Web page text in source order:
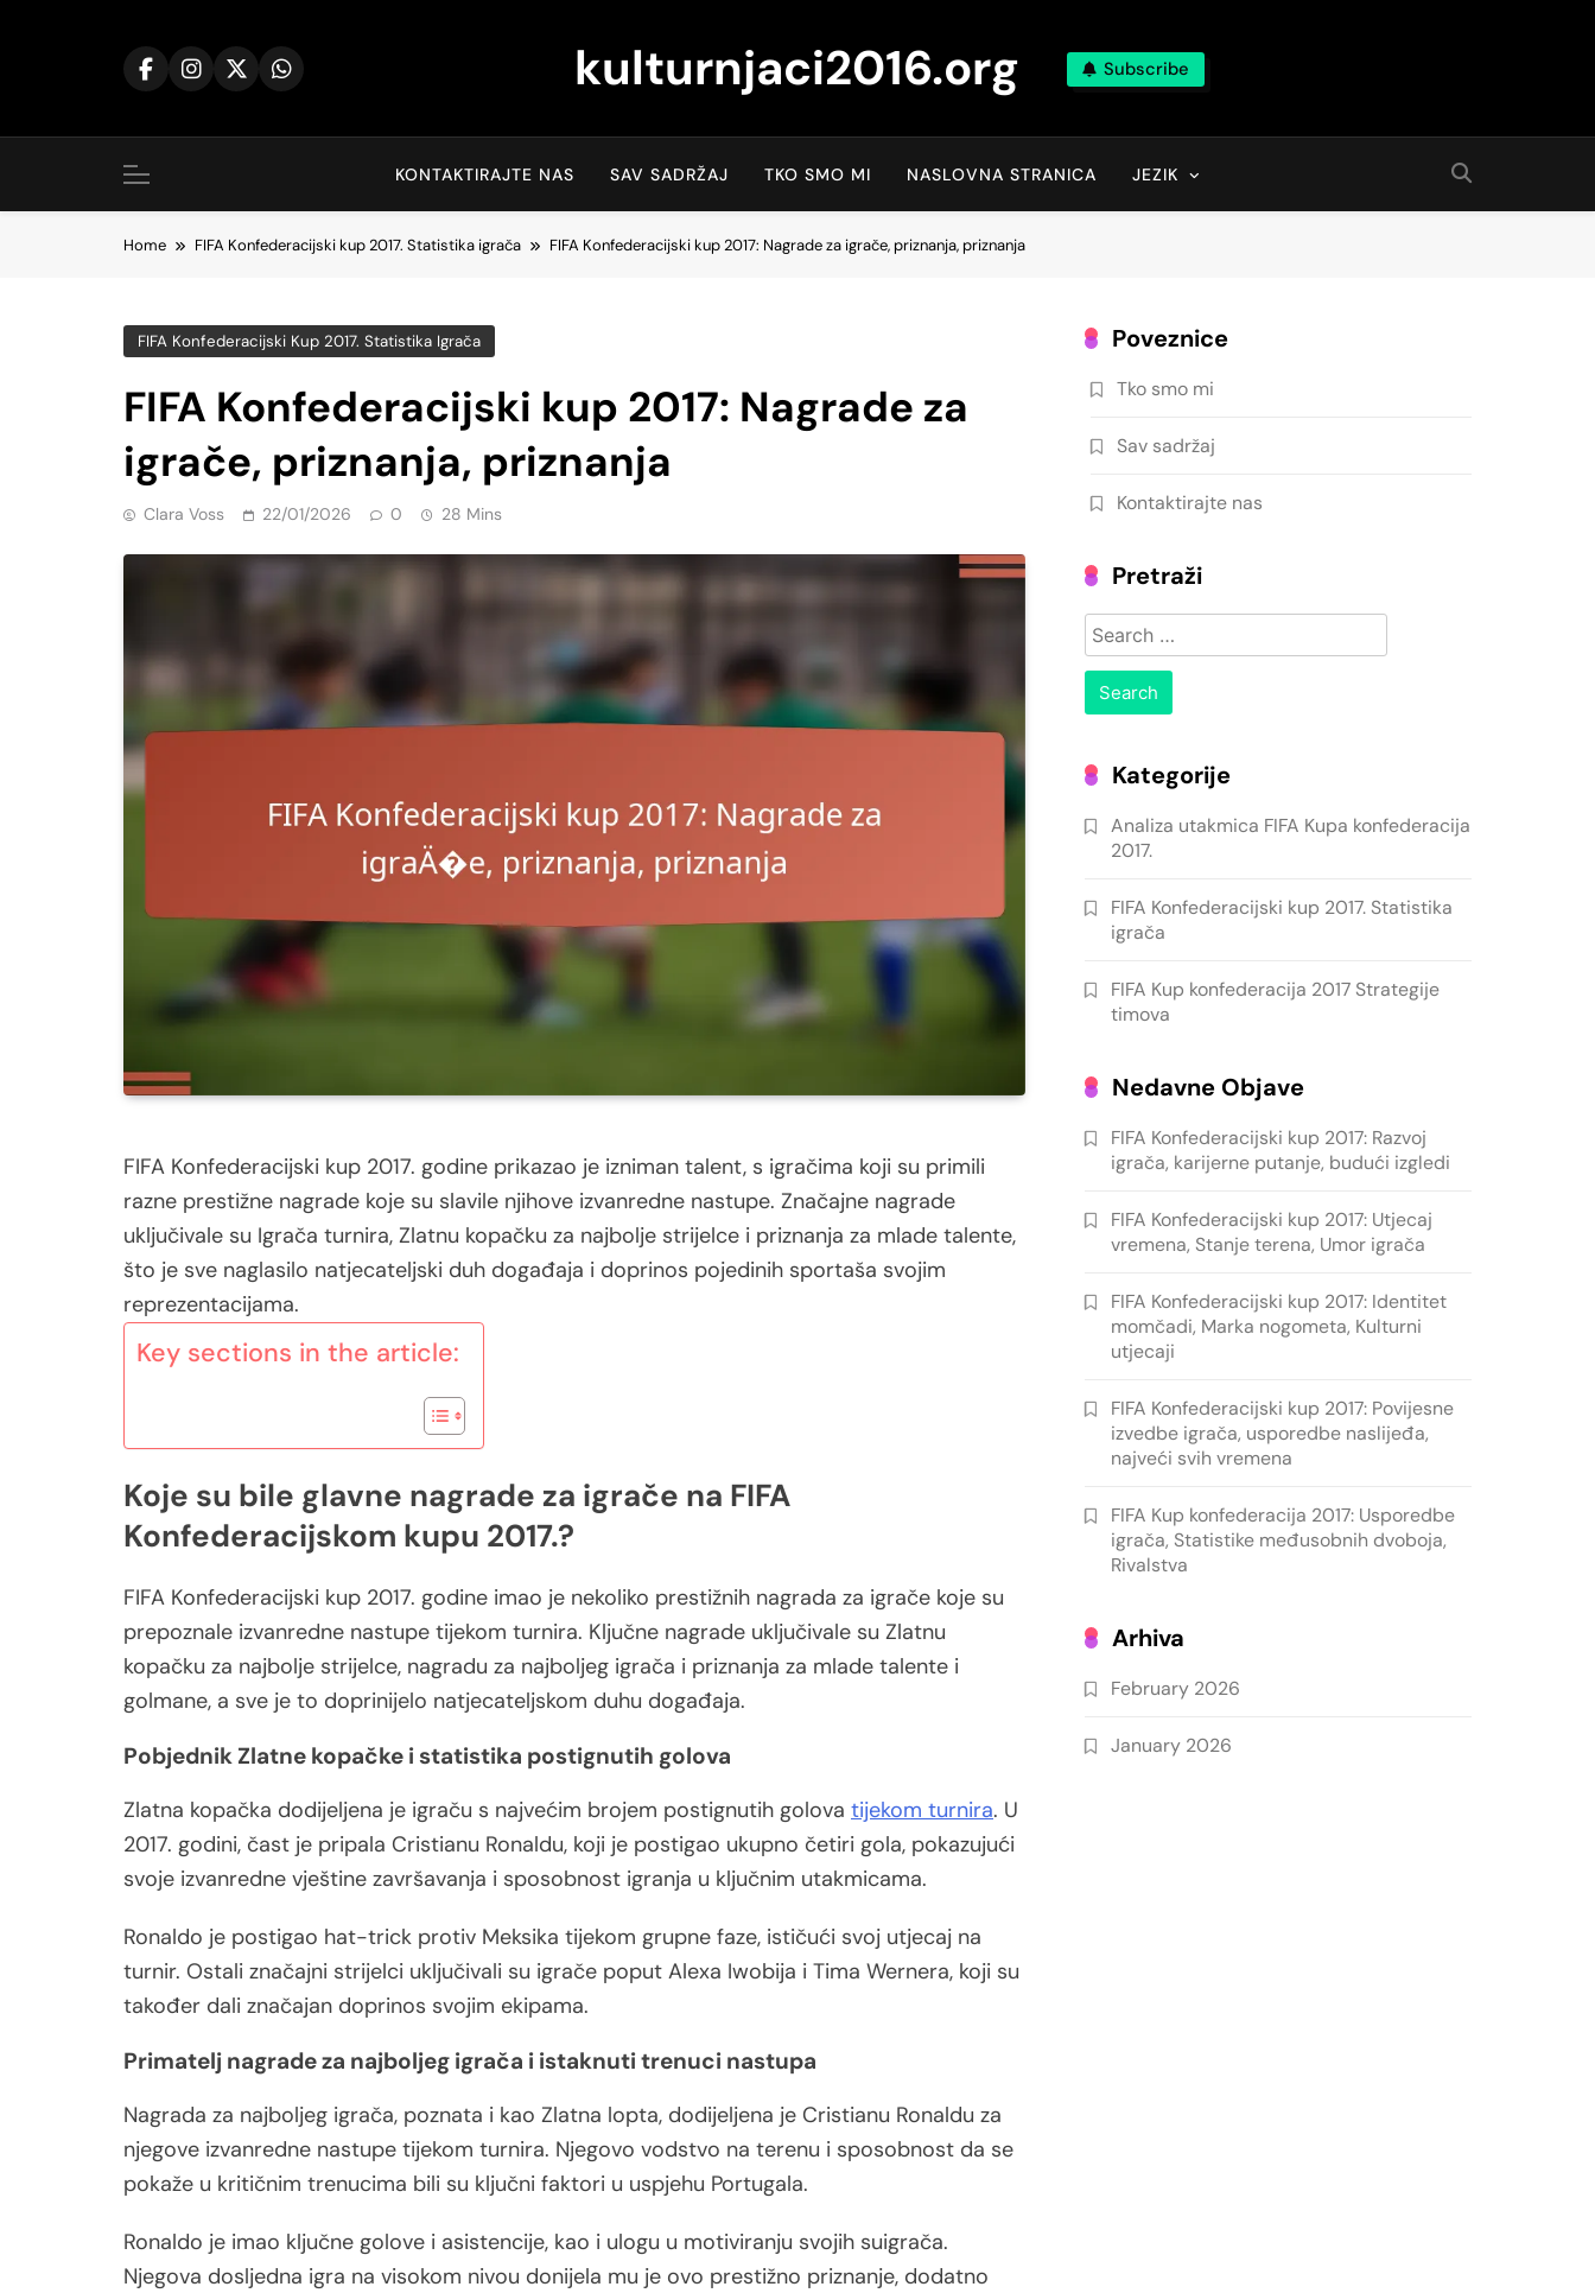
kulturnjaci2016.org Subscribe
KONTAKTIRAJTE NAS SAV SADRŽAJ TKO SMO MI NASLOVNA STRANICA JEZIK
Home FIFA Konfederacijski kup 2017. Statistika igrača FIFA Konfederacijski kup 2017: Nagrade za igrače, priznanja, priznanja
FIFA Konfederacijski Kup 2017. Statistika Igrača
FIFA Konfederacijski kup 2017: Nagrade za
igrače, priznanja, priznanja
Clara Voss 22/01/2026 0 28 Mins
FIFA Konfederacijski kup 2017. godine prikazao je izniman talent, s igračima koji su primili
razne prestižne nagrade koje su slavile njihove izvanredne nastupe. Značajne nagrade
uključivale su Igrača turnira, Zlatnu kopačku za najbolje strijelce i priznanja za mlade talente,
što je sve naglasilo natjecateljski duh događaja i doprinos pojedinih sportaša svojim
reprezentacijama.
Key sections in the article:
Koje su bile glavne nagrade za igrače na FIFA
Konfederacijskom kupu 2017.?
FIFA Konfederacijski kup 2017. godine imao je nekoliko prestižnih nagrada za igrače koje su
prepoznale izvanredne nastupe tijekom turnira. Ključne nagrade uključivale su Zlatnu
kopačku za najbolje strijelce, nagradu za najboljeg igrača i priznanja za mlade talente i
golmane, a sve je to doprinijelo natjecateljskom duhu događaja.
Pobjednik Zlatne kopačke i statistika postignutih golova
Zlatna kopačka dodijeljena je igraču s najvećim brojem postignutih golova tijekom turnira. U
2017. godini, čast je pripala Cristianu Ronaldu, koji je postigao ukupno četiri gola, pokazujući
svoje izvanredne vještine završavanja i sposobnost igranja u ključnim utakmicama.
Ronaldo je postigao hat-trick protiv Meksika tijekom grupne faze, ističući svoj utjecaj na
turnir. Ostali značajni strijelci uključivali su igrače poput Alexa Iwobija i Tima Wernera, koji su
također dali značajan doprinos svojim ekipama.
Primatelj nagrade za najboljeg igrača i istaknuti trenuci nastupa
Nagrada za najboljeg igrača, poznata i kao Zlatna lopta, dodijeljena je Cristianu Ronaldu za
njegove izvanredne nastupe tijekom turnira. Njegovo vodstvo na terenu i sposobnost da se
pokaže u kritičnim trenucima bili su ključni faktori u uspjehu Portugala.
Ronaldo je imao ključne golove i asistencije, kao i ulogu u motiviranju svojih suigrača.
Njegova dosljedna igra na visokom nivou donijela mu je ovo prestižno priznanje, dodatno
Poveznice
Tko smo mi
Sav sadržaj
Kontaktirajte nas
Pretraži
Search
for:
Kategorije
Analiza utakmica FIFA Kupa konfederacija
2017.
FIFA Konfederacijski kup 2017. Statistika
igrača
FIFA Kup konfederacija 2017 Strategije
timova
Nedavne Objave
FIFA Konfederacijski kup 2017: Razvoj
igrača, karijerne putanje, budući izgledi
FIFA Konfederacijski kup 2017: Utjecaj
vremena, Stanje terena, Umor igrača
FIFA Konfederacijski kup 2017: Identitet
momčadi, Marka nogometa, Kulturni
utjecaji
FIFA Konfederacijski kup 2017: Povijesne
izvedbe igrača, usporedbe naslijeđa,
najveći svih vremena
FIFA Kup konfederacija 2017: Usporedbe
igrača, Statistike međusobnih dvoboja,
Rivalstva
Arhiva
February 2026
January 2026